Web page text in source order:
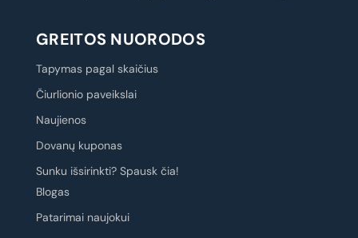
GREITOS NUORODOS
Tapymas pagal skaičius
Čiurlionio paveikslai
Naujienos
Dovanų kuponas
Sunku išsirinkti? Spausk čia!
Blogas
Patarimai naujokui